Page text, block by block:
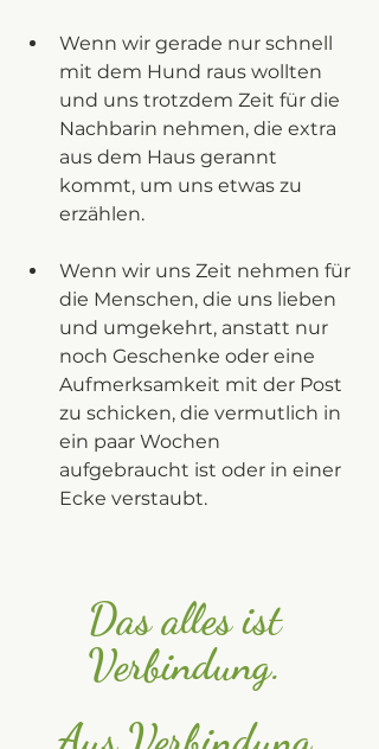
Wenn wir gerade nur schnell
mit dem Hund raus wollten
und uns trotzdem Zeit für die
Nachbarin nehmen, die extra
aus dem Haus gerannt
kommt, um uns etwas zu
erzählen.
Wenn wir uns Zeit nehmen für
die Menschen, die uns lieben
und umgekehrt, anstatt nur
noch Geschenke oder eine
Aufmerksamkeit mit der Post
zu schicken, die vermutlich in
ein paar Wochen
aufgebraucht ist oder in einer
Ecke verstaubt.
Das alles ist
Verbindung.